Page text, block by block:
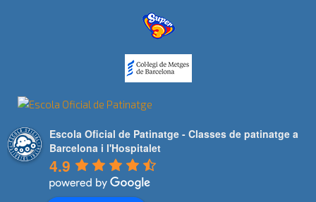
Escola Oficial de Patinatge - Classes de patinatge a
Barcelona i l'Hospitalet
4.9